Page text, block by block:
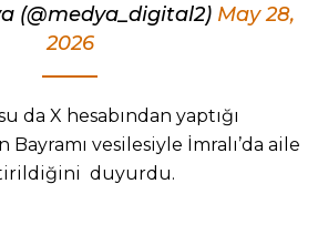
(@medya_digital2) May 28,
2026
da X hesabından yaptığı
Bayramı vesilesiyle İmralı’da aile
duyurdu.